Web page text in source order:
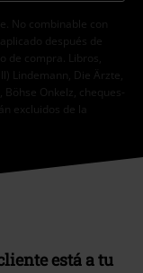
No combinable con
después de
de compra. Libros,
Lindemann, Die Ärzte,
Onkelz, cheques-
excluidos de la
está a tu